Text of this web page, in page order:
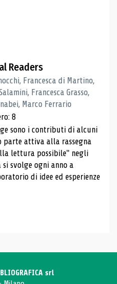
Readers
Francesca di Martino,
Francesca Grasso,
Marco Ferrario
8
sono i contributi di alcuni
parte attiva alla rassegna
lettura possibile" negli
svolge ogni anno a
di idee ed esperienze
srl